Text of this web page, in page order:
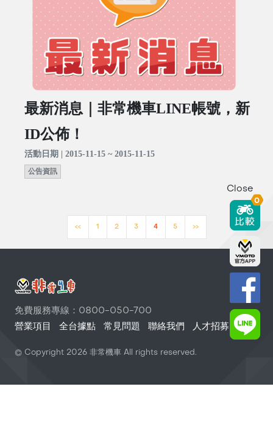
最新消息｜非常機車LINE帳號，新
ID公佈！
活動日期 | 2015-11-15 ~ 2015-11-15
公告資訊
<< 1 2 3 4 5 >>
免費服務專線：0800-050-700
營業項目
全台據點 常見問題 聯絡我們 人才招募
© Copyright 2026 非常機車 All rights reserved.
Close
0